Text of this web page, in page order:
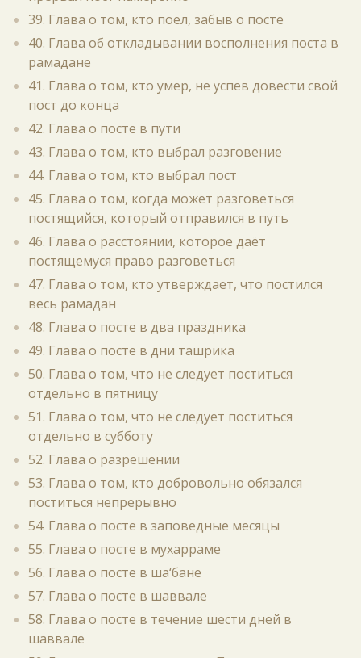
39. Глава о том, кто поел, забыв о посте
40. Глава об откладывании восполнения поста в
рамадане
41. Глава о том, кто умер, не успев довести свой
пост до конца
42. Глава о посте в пути
43. Глава о том, кто выбрал разговение
44. Глава о том, кто выбрал пост
45. Глава о том, когда может разговеться
постящийся, который отправился в путь
46. Глава о расстоянии, которое даёт
постящемуся право разговеться
47. Глава о том, кто утверждает, что постился
весь рамадан
48. Глава о посте в два праздника
49. Глава о посте в дни ташрика
50. Глава о том, что не следует поститься
отдельно в пятницу
51. Глава о том, что не следует поститься
отдельно в субботу
52. Глава о разрешении
53. Глава о том, кто добровольно обязался
поститься непрерывно
54. Глава о посте в заповедные месяцы
55. Глава о посте в мухарраме
56. Глава о посте в ша‘бане
57. Глава о посте в шаввале
58. Глава о посте в течение шести дней в
шаввале